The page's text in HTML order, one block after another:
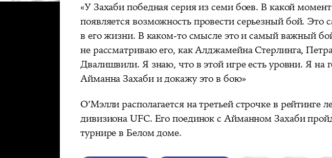
«У Захаби победная серия из семи боев. В какой
появляется возможность провести серьезный бой.
в его жизни. В каком-то смысле это и самый важный
не рассматриваю его, как Алджамейна Стерлинга,
Двалишвили. Я знаю, что в этой игре есть уровни. Я на
Айманна Захаби и докажу это в бою»
О’Мэлли располагается на третьей строчке в рейтинге
дивизиона UFC. Его поединок с Айманном Захаби
турнире в Белом доме.